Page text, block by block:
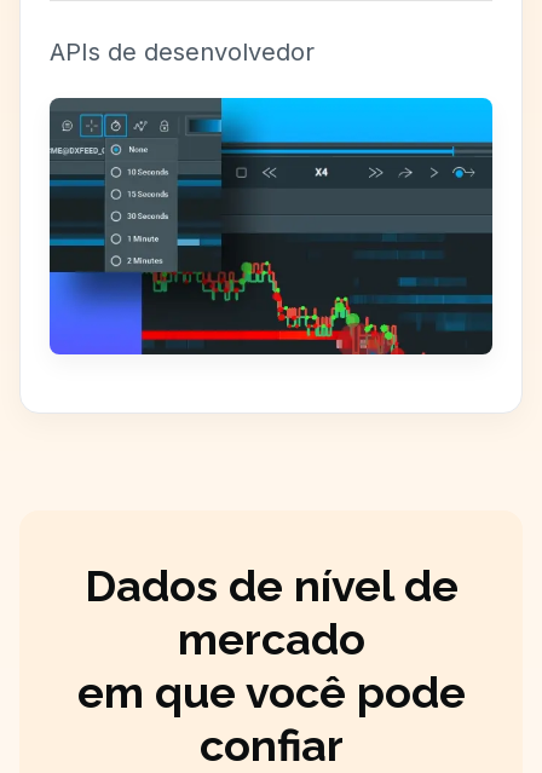
APIs de desenvolvedor
Dados de nível de
mercado
em que você pode
confiar